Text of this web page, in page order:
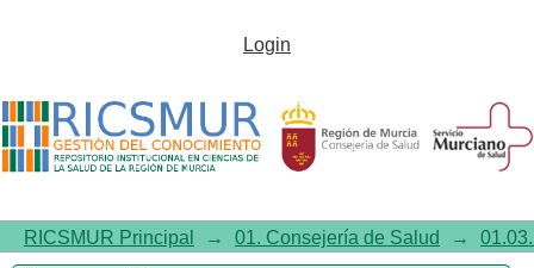
Análisis de los precios públicos
aplicados por el SMS
Login
RICSMUR Principal → 01. Consejería de Salud →